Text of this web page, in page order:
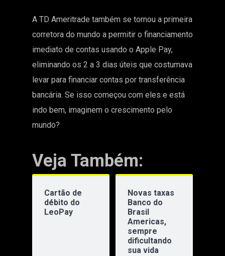
A TD Ameritrade também se tornou a primeira
corretora do mundo a permitir o financiamento
imediato de contas usando o Apple Pay,
eliminando os 2 a 3 dias úteis que costumava
levar para financiar contas por transferência
bancária. Se isso começou com eles e está
indo bem, imaginem o crescimento pelo
mundo?
Veja Também:
Cartão de
débito do
LeoPay
Novas taxas
Banco do
Brasil
Americas,
sempre
dificultando
sua vida